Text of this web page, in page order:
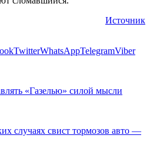
Источник
TwitterWhatsAppTelegramViber
«Газелью» силой мысли
случаях свист тормозов авто —